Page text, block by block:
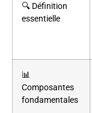
🔍 Définition
essentielle
📊
Composantes
fondamentales